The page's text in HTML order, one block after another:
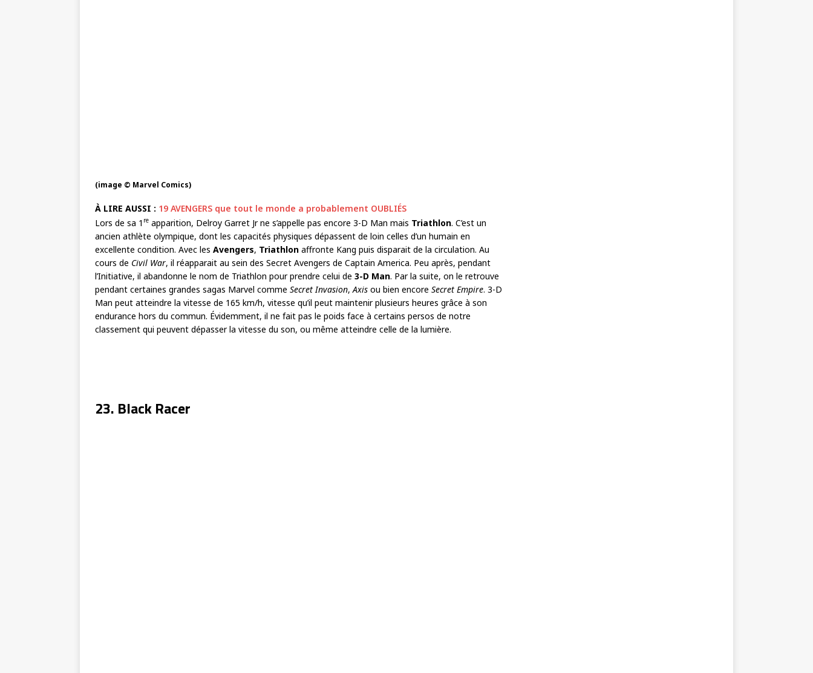
(image © Marvel Comics)
À LIRE AUSSI : 19 AVENGERS que tout le monde a probablement OUBLIÉS
Lors de sa 1 re apparition, Delroy Garret Jr ne s’appelle pas encore 3-D Man mais Triathlon. C’est un
ancien athlète olympique, dont les capacités physiques dépassent de loin celles d’un humain en
excellente condition. Avec les Avengers, Triathlon affronte Kang puis disparait de la circulation. Au
cours de Civil War, il réapparait au sein des Secret Avengers de Captain America. Peu après, pendant
l’Initiative, il abandonne le nom de Triathlon pour prendre celui de 3-D Man. Par la suite, on le retrouve
pendant certaines grandes sagas Marvel comme Secret Invasion, Axis ou bien encore Secret Empire. 3-D
Man peut atteindre la vitesse de 165 km/h, vitesse qu’il peut maintenir plusieurs heures grâce à son
endurance hors du commun. Évidemment, il ne fait pas le poids face à certains persos de notre
classement qui peuvent dépasser la vitesse du son, ou même atteindre celle de la lumière.
23. Black Racer